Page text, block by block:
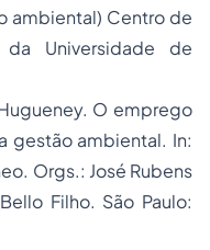
ambiental) Centro de
da Universidade de
O emprego
gestão ambiental. In:
. Orgs.: José Rubens
Filho. São Paulo: